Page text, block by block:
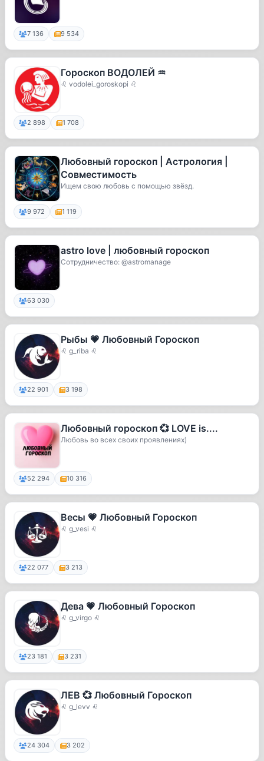
7 136 9 534
Гороскоп ВОДОЛЕЙ ♒️
♌ vodolei_goroskopi ♌
2 898 1 708
Любовный гороскоп | Астрология |
Совместимость
Ищем свою любовь с помощью звёзд.
9 972 1 119
astro love | любовный гороскоп
Сотрудничество: @astromanage
63 030
Рыбы 💗 Любовный Гороскоп
♌ g_riba ♌
22 901 3 198
Любовный гороскоп 💞 LOVE is....
Любовь во всех своих проявлениях)
52 294 10 316
Весы 💗 Любовный Гороскоп
♌ g_vesi ♌
22 077 3 213
Дева 💗 Любовный Гороскоп
♌ g_virgo ♌
23 181 3 231
ЛЕВ 💞 Любовный Гороскоп
♌ g_levv ♌
24 304 3 202